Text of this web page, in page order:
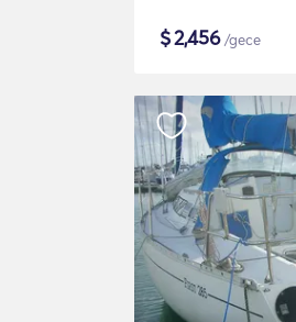
$2,456/gece